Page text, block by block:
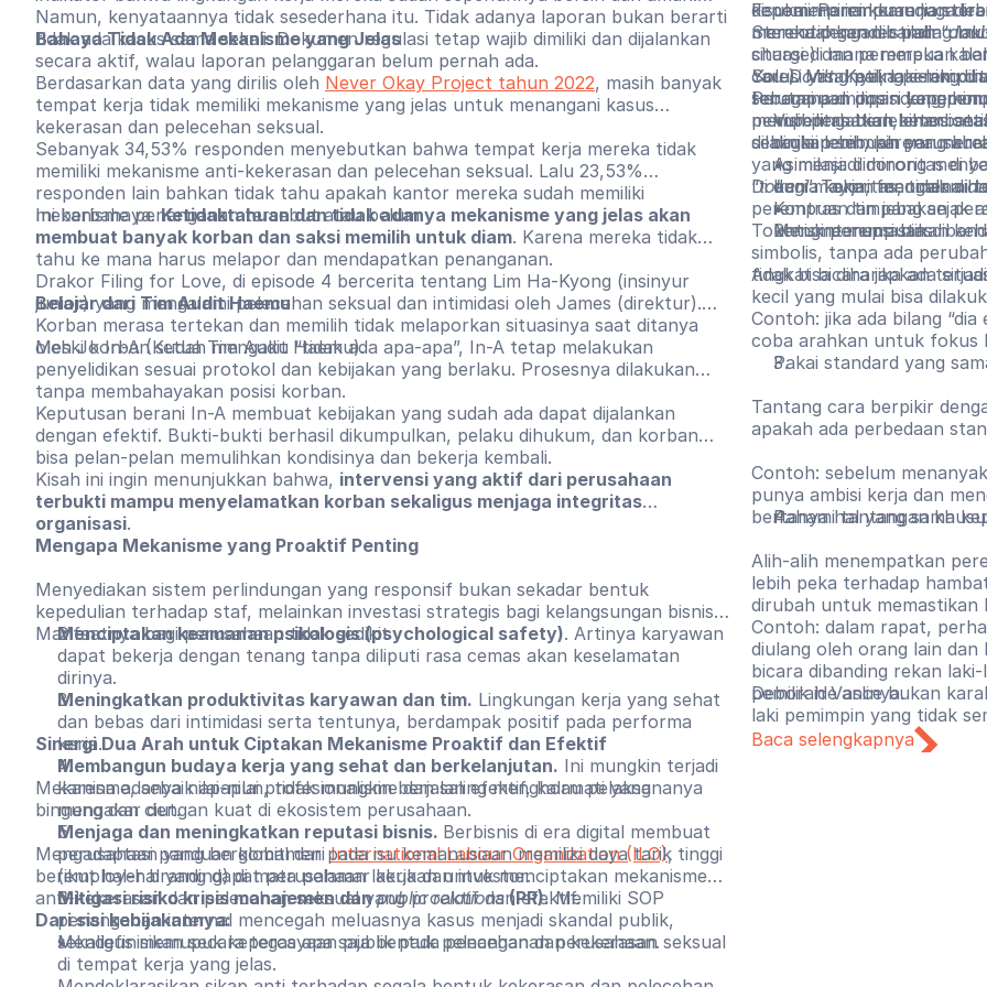
Namun, kenyataannya tidak sesederhana itu. Tidak adanya laporan bukan berarti
tidak ada kasus sama sekali. Dokumen regulasi tetap wajib dimiliki dan dijalankan
secara aktif, walau laporan pelanggaran belum pernah ada.
Bahaya Tidak Ada Mekanisme yang Jelas
Berdasarkan data yang dirilis oleh Never Okay Project tahun 2022, masih banyak
tempat kerja tidak memiliki mekanisme yang jelas untuk menangani kasus
kekerasan dan pelecehan seksual.
Sebanyak 34,53% responden menyebutkan bahwa tempat kerja mereka tidak
memiliki mekanisme anti-kekerasan dan pelecehan seksual. Lalu 23,53%
responden lain bahkan tidak tahu apakah kantor mereka sudah memiliki
mekanisme penanganan tersebut atau belum.
Ini berbahaya.Ketidaktahuan dan tidak adanya mekanisme yang jelas akan
membuat banyak korban dan saksi memilih untuk diam. Karena mereka tidak
tahu ke mana harus melapor dan mendapatkan penanganan.
Belajar dari Tim Audit Haemu
Drakor Filing for Love, di episode 4 bercerita tentang Lim Ha-Kyong (insinyur
junior) yang mengalami pelecehan seksual dan intimidasi oleh James (direktur).
Korban merasa tertekan dan memilih tidak melaporkan situasinya saat ditanya
oleh Jo In-A (Ketua Tim Audit Haemu).
Meski korban sudah mengaku “tidak ada apa-apa”, In-A tetap melakukan
penyelidikan sesuai protokol dan kebijakan yang berlaku. Prosesnya dilakukan
tanpa membahayakan posisi korban.
Keputusan berani In-A membuat kebijakan yang sudah ada dapat dijalankan
dengan efektif. Bukti-bukti berhasil dikumpulkan, pelaku dihukum, dan korban
bisa pelan-pelan memulihkan kondisinya dan bekerja kembali.
Kisah ini ingin menunjukkan bahwa, intervensi yang aktif dari perusahaan
terbukti mampu menyelamatkan korban sekaligus menjaga integritas
organisasi.
Mengapa Mekanisme yang Proaktif Penting
Menyediakan sistem perlindungan yang responsif bukan sekadar bentuk
kepedulian terhadap staf, melainkan investasi strategis bagi kelangsungan bisnis.
Manfaatnya bagi perusahaan tidak sedikit
Menciptakan keamanan psikologis (psychological safety). Artinya karyawan
dapat bekerja dengan tenang tanpa diliputi rasa cemas akan keselamatan
dirinya.
Meningkatkan produktivitas karyawan dan tim. Lingkungan kerja yang sehat
dan bebas dari intimidasi serta tentunya, berdampak positif pada performa
kerja.
Membangun budaya kerja yang sehat dan berkelanjutan. Ini mungkin terjadi
karena adanya nilai-nilai profesionalisme dan saling menghormati yang
mengakar dengan kuat di ekosistem perusahaan.
Menjaga dan meningkatkan reputasi bisnis. Berbisnis di era digital membuat
perusahaan yang berkomitmen pada isu kemanusiaan memiliki daya tarik tinggi
(employer branding) di mata pelamar kerja dan investor.
Mitigasi risiko krisis manajemen danpublic relations(PR).Memiliki SOP
penanganan internal mencegah meluasnya kasus menjadi skandal publik,
sekaligus memupuk kepercayaan publik pada penanganan perusahaan.
Sinergi Dua Arah untuk Ciptakan Mekanisme Proaktif dan Efektif
Mekanisme, sebaik apapun, tidak mungkin berjalan efektif, kalau pelaksananya
bingung dan ciut.
Mengadaptasi panduan global dariInternational Labour Organization (ILO),
berikut hal-hal yang dapat perusahaan lakukan untuk menciptakan mekanisme
anti-kekerasan dan pelecehan seksual yang proaktif dan efektif.
Dari sisi kebijakannya:
Mendefinisikan secara tegas apa saja bentuk pelecehan dan kekerasan seksual
di tempat kerja yang jelas.
kepemimpinan karena
Stereotip gender pada
charge) dan perempuan
care). Misalnya, laki-laki
Perempuan dipandang
disukai. Perempuan juga
merendahkan dibanding
Fenomena ini kemudian
mereka dengan istilah “
situasi di mana mereka
You Don't.Ketika
sebagai pemimpin yang
penuh perhatian,
sebagai pemimpin yang
Solusi yang paling sering
terutama di posisi
memperingatkan
dilakukan sebuah
yang menjadi minoritas di
“token”. Token mengalami
Visibilitas berlebihan:
dinilai lebih, karena
Asimilasi: didorong
bagi mayoritas, tidak
Kontras dan jebakan
untuk perempuan
Di dunia kerja, fenomena
perempuan timpang sejak
Tokenisme memastikan
simbolis, tanpa ada
tidak bisa diharapkan
kecil yang mulai bisa
Menginterupsi bias
Angkat bicara jika ada
Contoh: jika ada bilang
coba arahkan untuk fokus
Pakai standard yang
Tantang cara berpikir
apakah ada perbedaan
Contoh: sebelum
punya ambisi kerja dan
bertanya hal yang sama
Pahami tantangan
Alih-alih menempatkan
lebih peka terhadap
dirubah untuk memastikan
Contoh: dalam rapat,
diulang oleh orang lain
bicara dibanding rekan
pemilik ide aslinya.
Deborah Vance bukan
laki pemimpin yang tidak
berkembang, gagal, dan
sempurna lebih sering
Baca selengkapnya